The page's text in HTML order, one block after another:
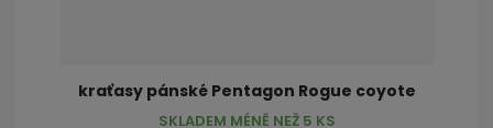
kraťasy pánské Pentagon Rogue coyote
SKLADEM MÉNĚ NEŽ 5 KS